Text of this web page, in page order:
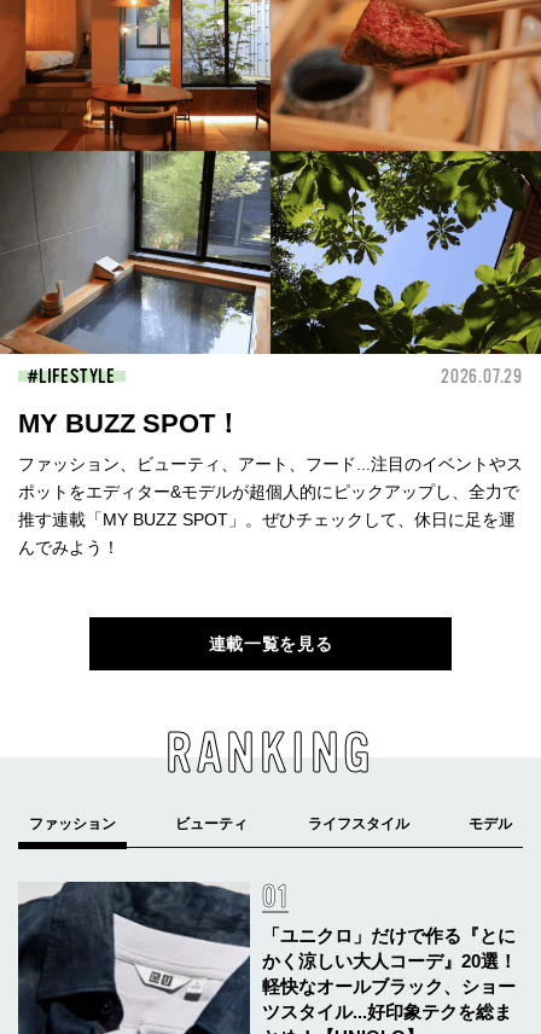
LIFESTYLE 2026.07.29
MY BUZZ SPOT！
ファッション、ビューティ、アート、フード...注目のイベントやス
ポットをエディター&モデルが超個人的にピックアップし、全力で
推す連載「MY BUZZ SPOT」。ぜひチェックして、休日に足を運
んでみよう！
連載一覧を見る
RANKING
「ユニクロ」だけで作る『とに
かく涼しい大人コーデ』20選！
軽快なオールブラック、ショー
ツスタイル...好印象テクを総ま